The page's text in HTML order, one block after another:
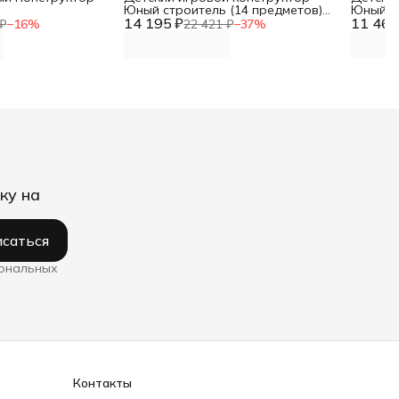
−16% 14 195 ₽22 421 ₽−37%
Юный строитель (14 предметов)
DNN 11
Юный
DNN
на
Контакты